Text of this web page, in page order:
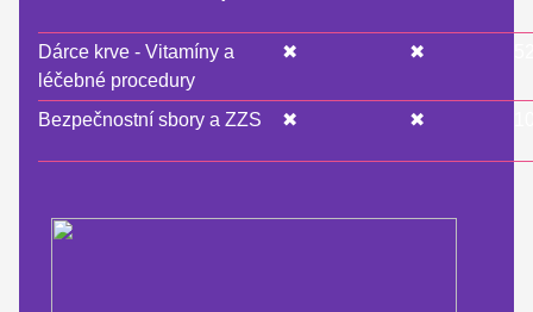
Dárce krve - Vitamíny a
léčebné procedury
✖ ✖
Bezpečnostní sbory a ZZS ✖ ✖